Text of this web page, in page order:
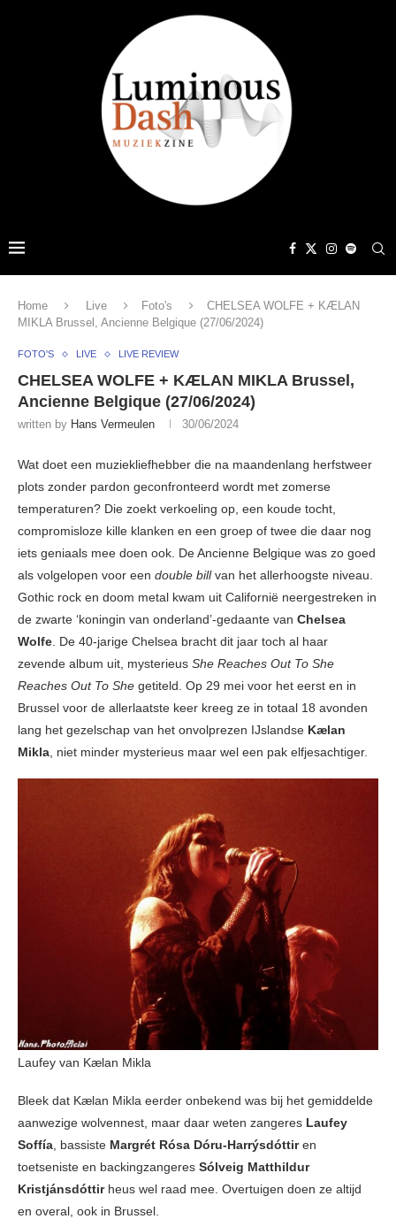
Home Live Foto's
CHELSEA WOLFE + KÆLAN
MIKLA Brussel, Ancienne Belgique (27/06/2024)
FOTO'S LIVE LIVE REVIEW
CHELSEA WOLFE + KÆLAN MIKLA Brussel,
Ancienne Belgique (27/06/2024)
written by Hans Vermeulen 30/06/2024
Wat doet een muziekliefhebber die na maandenlang herfstweer
plots zonder pardon geconfronteerd wordt met zomerse
temperaturen? Die zoekt verkoeling op, een koude tocht,
compromisloze kille klanken en een groep of twee die daar nog
iets geniaals mee doen ook. De Ancienne Belgique was zo goed
als volgelopen voor een double billvan het allerhoogste niveau.
Gothic rock en doom metal kwam uit Californië neergestreken in
de zwarte ‘koningin van onderland’-gedaante van Chelsea
Wolfe. De 40-jarige Chelsea bracht dit jaar toch al haar
zevende album uit, mysterieus She Reaches Out To She
Reaches Out To She getiteld. Op 29 mei voor het eerst en in
Brussel voor de allerlaatste keer kreeg ze in totaal 18 avonden
lang het gezelschap van het onvolprezen IJslandse Kælan
Mikla, niet minder mysterieus maar wel een pak elfjesachtiger.
Laufey van Kælan Mikla
Bleek dat Kælan Mikla eerder onbekend was bij het gemiddelde
aanwezige wolvennest, maar daar weten zangeres Laufey
Soffía , bassiste Margrét Rósa Dóru-Harrýsdóttiren
toetseniste en backingzangeres Sólveig Matthildur
Kristjánsdóttirheus wel raad mee. Overtuigen doen ze altijd
en overal, ook in Brussel.